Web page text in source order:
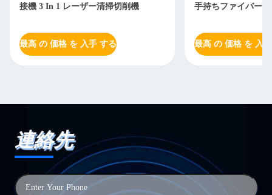
手持ちファイバーレーザー溶接機
最高 の 価格 を 入手 する
溶接機 マックス
最高 の 価格 を
連絡先